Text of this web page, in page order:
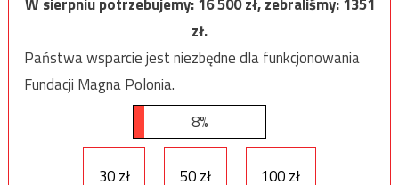
zł.
Państwa wsparcie jest niezbędne dla funkcjonowania
Fundacji Magna Polonia.
8%
30 zł 50 zł 100 zł